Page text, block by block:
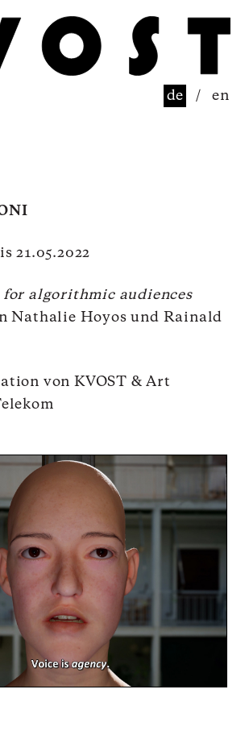
de / en
21.05.2022
algorithmic audiences
Nathalie Hoyos und Rainald
von KVOST & Art